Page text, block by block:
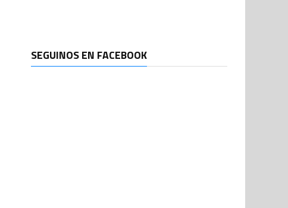
SEGUINOS EN FACEBOOK